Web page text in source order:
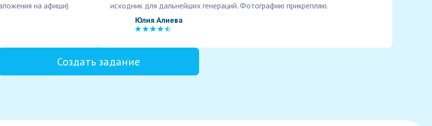
на афиши)
исходник для дальнейших генераций. Фотографию прикрепляю.
Юлия Алиева
Создать задание